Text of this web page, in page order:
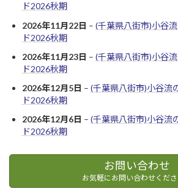
ド2026秋期
2026年11月22日 – (千葉県八街市)小谷
ド2026秋期
2026年11月23日 – (千葉県八街市)小谷
ド2026秋期
2026年12月5日 – (千葉県八街市)小谷流
ド2026秋期
2026年12月6日 – (千葉県八街市)小谷流
ド2026秋期
お問い合わせ
お気軽にお問い合わせくださ